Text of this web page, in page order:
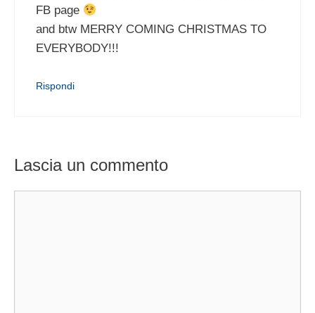
FB page
and btw MERRY COMING CHRISTMAS TO
EVERYBODY!!!
Rispondi
Lascia un commento